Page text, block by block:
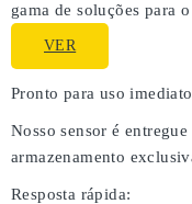
gama de soluções para
VER
Pronto para uso
Nosso sensor é
armazenamento
Resposta rápida: